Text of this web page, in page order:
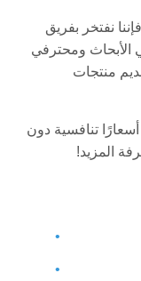
نفتخر بفريق
الأبحاث ومحترفي
منتجات
تنافسية دون
المزيد!